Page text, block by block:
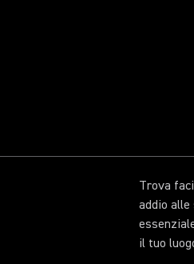
Trova
addio
il tuo